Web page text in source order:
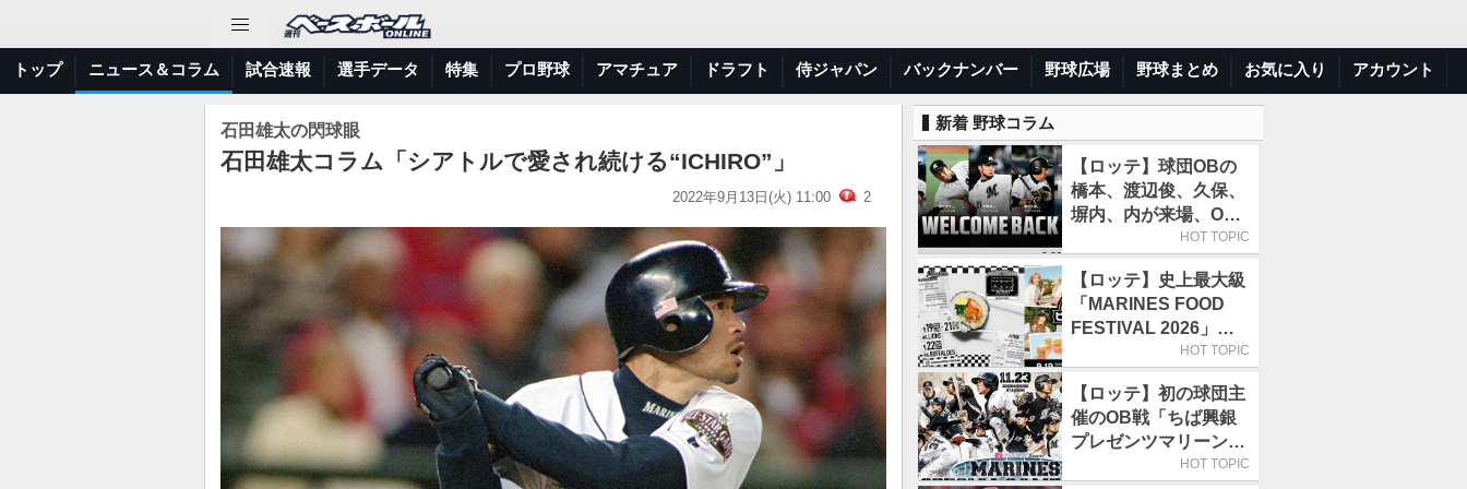
トップ ニュース＆コラム 試合速報 選手データ 特集 プロ野球 アマチュア ドラフト 侍ジャパン バックナンバー 野球広場 野球まとめ お気に入り アカウント
石田雄太の閃球眼
石田雄太コラム「シアトルで愛され続ける“ICHIRO”」
2022年9月13日(火) 11:00 2
新着 野球コラム
【ロッテ】球団OBの
橋本、渡辺俊、久保、
塀内、内が来場、OB
解説も／9月22日開催
HOT TOPIC
【ロッテ】史上最大級
「MARINES FOOD
FESTIVAL 2026」第4
弾「KOREAN
日／初日はビール半額
デー
HOT TOPIC
【ロッテ】初の球団主
催のOB戦「ちば興銀
プレゼンツマリーンズ
スペシャルゲームHOT TOPIC